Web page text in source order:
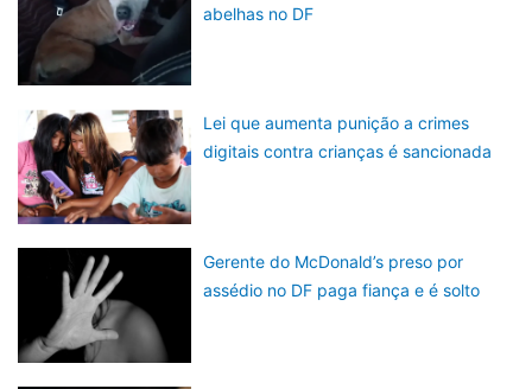
abelhas no DF
Lei que aumenta punição a crimes
digitais contra crianças é sancionada
Gerente do McDonald’s preso por
assédio no DF paga fiança e é solto